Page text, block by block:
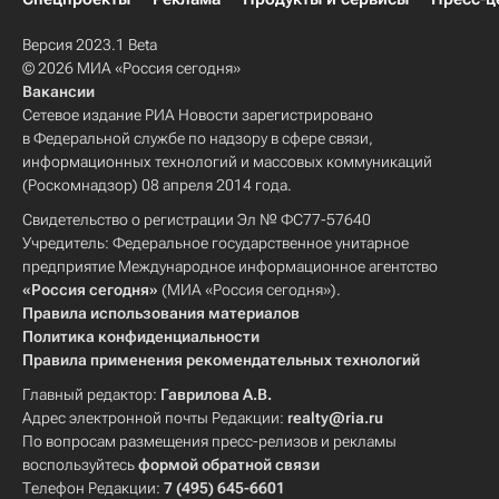
Версия 2023.1 Beta
© 2026 МИА «Россия сегодня»
Вакансии
Сетевое издание РИА Новости зарегистрировано
в Федеральной службе по надзору в сфере связи,
информационных технологий и массовых коммуникаций
(Роскомнадзор) 08 апреля 2014 года.
Свидетельство о регистрации Эл № ФС77-57640
Учредитель: Федеральное государственное унитарное
предприятие Международное информационное агентство
«Россия сегодня» (МИА «Россия сегодня»).
Правила использования материалов
Политика конфиденциальности
Правила применения рекомендательных технологий
Главный редактор: Гаврилова А.В.
Адрес электронной почты Редакции: realty@ria.ru
По вопросам размещения пресс-релизов и рекламы
воспользуйтесьформой обратной связи
Телефон Редакции: 7 (495) 645-6601